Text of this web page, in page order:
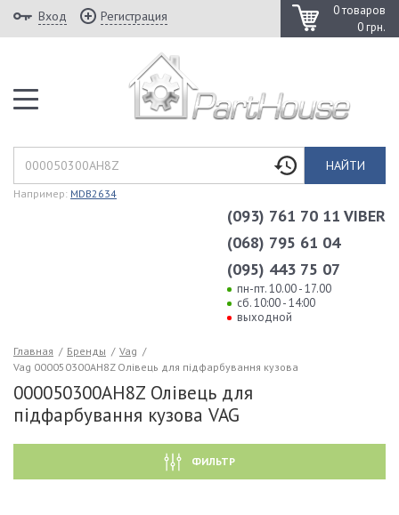
0 товаров
0 грн.
Вход Регистрация
НАЙТИ
Например: MDB2634
(093) 761 70 11 VIBER
(068) 795 61 04
(095) 443 75 07
пн-пт. 10.00 - 17.00
сб. 10:00 - 14:00
выходной
Главная / Бренды / Vag /
Vag 000050300AH8Z Олівець для підфарбування кузова
000050300AH8Z Олівець для
підфарбування кузова VAG
ФИЛЬТР